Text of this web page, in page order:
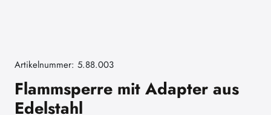
Artikelnummer: 5.88.003
Flammsperre mit Adapter aus
Edelstahl